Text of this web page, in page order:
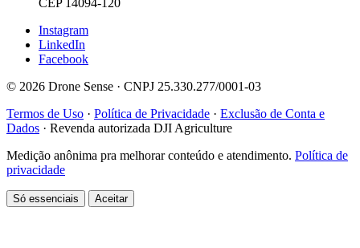
Instagram
LinkedIn
Facebook
© 2026 Drone Sense · CNPJ 25.330.277/0001-03
Termos de Uso · Política de Privacidade · Exclusão de Conta e
Dados · Revenda autorizada DJI Agriculture
Medição anônima pra melhorar conteúdo e atendimento. Política de
privacidade
Só essenciais Aceitar